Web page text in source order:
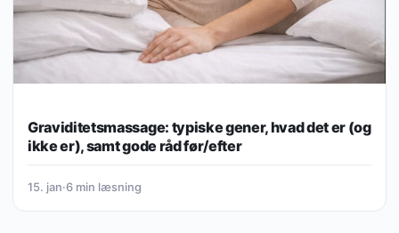
Graviditetsmassage: typiske gener, hvad det er (og
ikke er), samt gode råd før/efter
15. jan·6 min læsning